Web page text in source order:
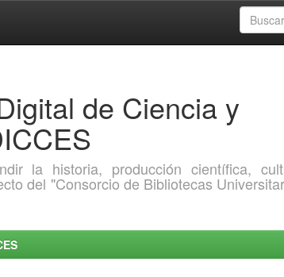
de Ciencia y
la historia, producción científica,
del "Consorcio de Bibliotecas